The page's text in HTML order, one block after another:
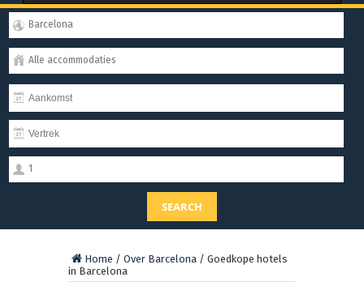
Barcelona
Alle accommodaties
1
SEARCH
Home / Over Barcelona / Goedkope hotels
in Barcelona